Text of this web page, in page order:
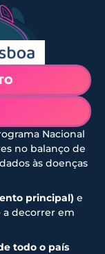
Nacional
no balanço de
às doenças
principal) e
a decorrer em
todo o país